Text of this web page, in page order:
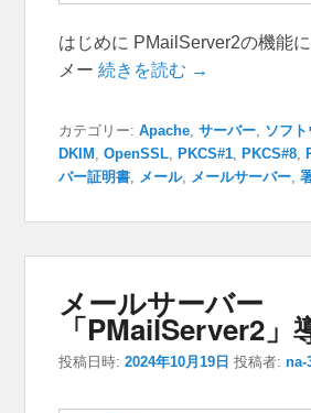
はじめに PMailServer2の機能
メー続きを読む →
カテゴリー: Apache ,サーバー ソフ
DKIM ,OpenSSL ,PKCS#1 ,PKCS#8 ,
バー証明書
メール, メールサーバー ,
メールサーバー
「PMailServer2」
投稿日時:2024年10月19日 投稿者:na-